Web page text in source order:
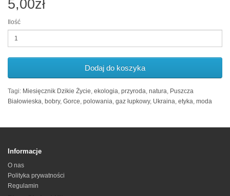
5,00zł
Ilość
Dodaj do koszyka
Tagi: Miesięcznik Dzikie Życie, ekologia, przyroda, natura, Puszcza
Białowieska, bobry, Gorce, polowania, gaz łupkowy, Ukraina, etyka, moda
Informacje
O nas
Polityka prywatności
Regulamin